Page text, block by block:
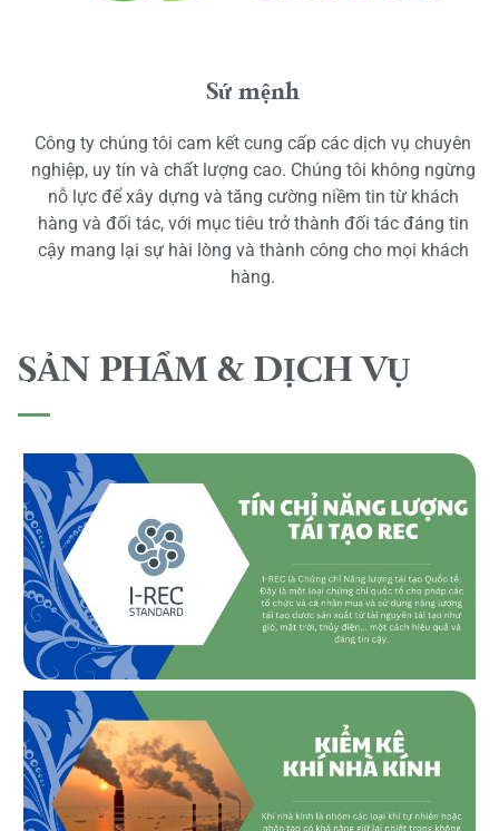
Sứ mệnh
Công ty chúng tôi cam kết cung cấp các dịch vụ chuyên
nghiệp, uy tín và chất lượng cao. Chúng tôi không ngừng
nỗ lực để xây dựng và tăng cường niềm tin từ khách
hàng và đối tác, với mục tiêu trở thành đối tác đáng tin
cậy mang lại sự hài lòng và thành công cho mọi khách
hàng.
SẢN PHẨM & DỊCH VỤ